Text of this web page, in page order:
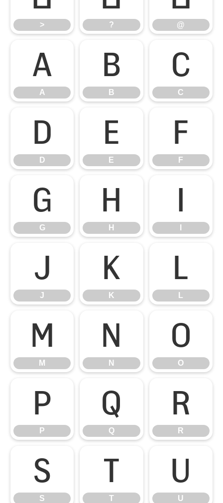
> ? @
A
A
B
B
C
C
D
D
E
E
F
F
G
G
H
H
I
J
J
K
K
L
L
M
M
N
N
O
O
P
P
Q
Q
R
R
S
S
T
T
U
U